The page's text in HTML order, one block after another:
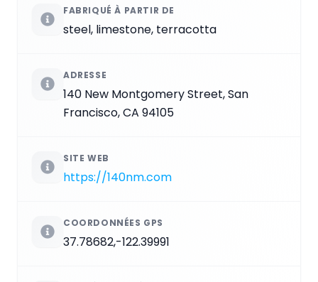
FABRIQUÉ À PARTIR DE
steel, limestone, terracotta
ADRESSE
140 New Montgomery Street, San
Francisco, CA 94105
SITE WEB
https://140nm.com
COORDONNÉES GPS
37.78682,-122.39991